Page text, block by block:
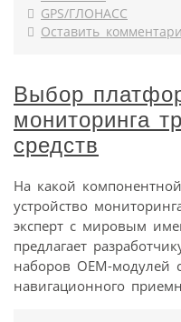
GPS/ГЛОНАСС
Оставить
Выбор
мониторинга
средств
На какой
устройство
эксперт с мировым
предлагает
наборов OEM-модулей
навигационного